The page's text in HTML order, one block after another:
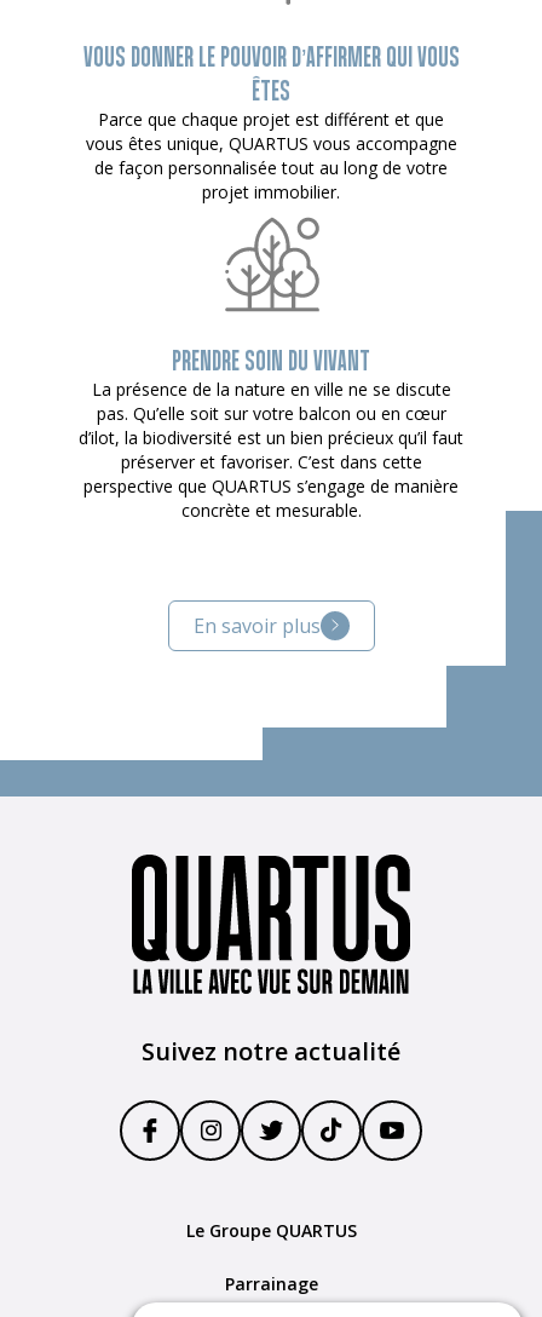
VOUS DONNER LE POUVOIR D’AFFIRMER QUI VOUS
ÊTES
Parce que chaque projet est différent et que
vous êtes unique, QUARTUS vous accompagne
de façon personnalisée tout au long de votre
projet immobilier.
PRENDRE SOIN DU VIVANT
La présence de la nature en ville ne se discute
pas. Qu’elle soit sur votre balcon ou en cœur
d’ilot, la biodiversité est un bien précieux qu’il faut
préserver et favoriser. C’est dans cette
perspective que QUARTUS s’engage de manière
concrète et mesurable.
En savoir plus
Suivez notre actualité
Le Groupe QUARTUS
Parrainage